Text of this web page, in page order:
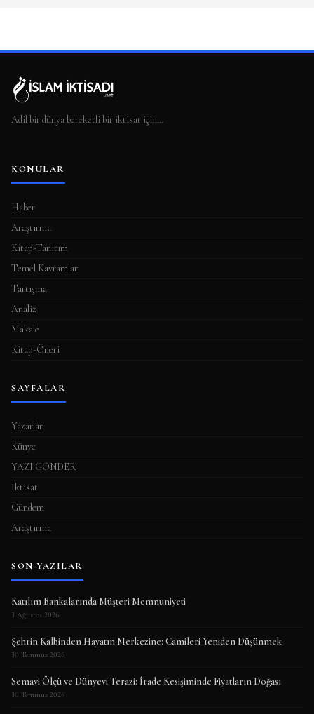
Adil bir dünya bereketli bir iktisat için…
KONULAR
Haber
Araştırma
Kitap-Tanıtım
Temel Kavramlar
Tartışma
Analiz
Makale
Kitap-Öneri
SAYFALAR
Yazarlar
Künye
YAZI GÖNDER
İktisat
Gündem
Araştırma
SON YAZILAR
Katılım Bankalarında Müşteri Memnuniyeti
3 Ağustos 2026
Şehrin Kalbinden Hayatın Merkezine: Camileri Yeniden Düşünmek
30 Temmuz 2026
Semavi Ölçü ve Dünyevi Terazi: İrade Kesişiminde Fiyatların Doğası
30 Temmuz 2026